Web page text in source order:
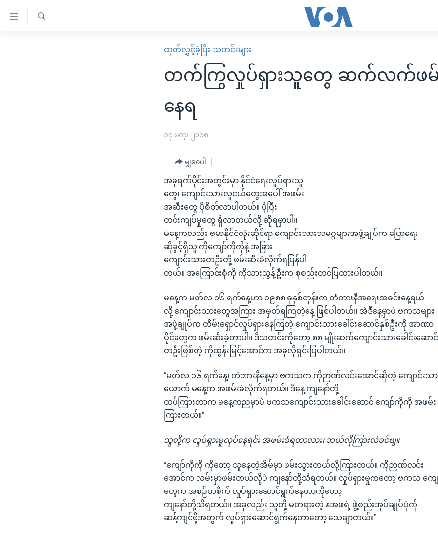
ထုတ်လွှင့်ခဲ့ပြီး သတင်းများ
တက်ကြွလှုပ်ရှားသူတွေ ဆက်လက်ဖမ်
နေရ
၁၇ မတ္၊ ၂၀၀၈
မျှဝေပါ
အခုရက်ပိုင်းအတွင်းမှာ နိုင်ငံရေးလှုပ်ရှားသူ
တွေ၊ ကျောင်းသားလူငယ်တွေအပေါ် အဖမ်း
အဆီးတွေ ပိုစိတ်လာပါတယ်။ ပိုပြီး
တင်းကျပ်မှုတွေ ရှိလာတယ်လို့ ဆိုရမှာပါ။
မနေ့ကလည်း ဗမာနိုင်ငံလုံးဆိုင်ရာ ကျောင်းသားသမဂ္ဂများအဖွဲ့ချုပ်က ပြောရေး
ဆိုခွင့်ရှိသူ ကိုကျော်ကိုကိုနဲ့ အခြား
ကျောင်းသားတဦးတို့ ဖမ်းဆီးခံလိုက်ရပြန်ပါ
တယ်။ အကြောင်းစုံကို ကိုသားညွန့်ဦးက စုစည်းတင်ပြထားပါတယ်။
မနေ့က မတ်လ ၁၆ ရက်နေ့ဟာ ၁၉၈၈ ခုနှစ်တုန်းက တံတားနီအရေးအခင်းနေ့ရယ်
လို့ ကျောင်းသားတွေအကြား အမှတ်ရကြတဲ့နေ့ ဖြစ်ပါတယ်။ အဲဒီနေ့မှာပဲ ဗကသများ
အဖွဲ့ချုပ်က တိမ်းရှောင်လှုပ်ရှားနေကြတဲ့ ကျောင်းသားခေါင်းဆောင်နှစ်ဦးကို အာဏာ
ပိုင်တွေက ဖမ်းဆီးခဲ့တာပါ။ ဒီသတင်းကိုတော့ ၈၈ မျိုးဆက်ကျောင်းသားခေါင်းဆောင်
တဦးဖြစ်တဲ့ ကိုထွန်းမြင့်အောင်က အခုလိုရှင်းပြပါတယ်။
“မတ်လ ၁၆ ရက်နေ့၊ တံတားနီနေ့မှာ ဗကသက ကိုဉာဏ်လင်းအောင်ဆိုတဲ့ ကျောင်း
ယောက် မနေ့က အဖမ်းခံလိုက်ရတယ်။ ဒီနေ့ ကျနော်တို့
ထပ်ကြားတာက မနေ့ကညမှာပဲ ဗကသကျောင်းသားခေါင်းဆောင် ကျော်ကိုကို အ
ကြားတယ်။”
သူတို့က လှုပ်ရှားမှုလုပ်နေရင်း အဖမ်းခံရတာလား၊ ဘယ်လိုကြားလဲခင်ဗျ။
“ကျော်ကိုကို ကိုတော့ သူနေတဲ့အိမ်မှာ ဖမ်းသွားတယ်လို့ကြားတယ်။ ကိုဉာဏ်လင်း
အောင်က လမ်းမှာဖမ်းတယ်လို့ပဲ ကျနော်တို့သိရတယ်။ လှုပ်ရှားမှုကတော့ ဗကသ ကျေ
တွေက အစဉ်တစိုက် လှုပ်ရှားဆောင်ရွက်နေတာကိုတော့
ကျနော်တို့သိရတယ်။ အခုလည်း သူတို့ မတရားတဲ့ နအဖရဲ့ ဖွဲ့စည်းအုပ်ချုပ်ပုံကို
ဆန့်ကျင်ဖို့အတွက် လှုပ်ရှားဆောင်ရွက်နေတာတော့ သေချာတယ်။”